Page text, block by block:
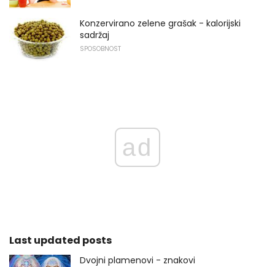
Konzervirano zelene grašak - kalorijski
sadržaj
SPOSOBNOST
ad
Last updated posts
Dvojni plamenovi - znakovi